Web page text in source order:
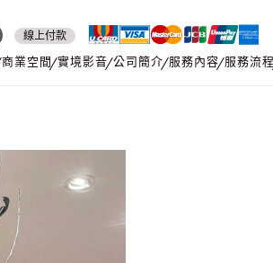
線上付款
商業空間 實境影音 公司簡介 服務內容 服務流程